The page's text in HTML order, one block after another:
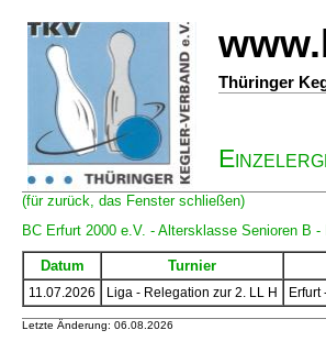
Thüringer
(für zurück, das Fenster schließen)
BC Erfurt 2000 e.V. - Altersklasse Senioren B -
Datum Turnier
11.07.2026 Liga - Relegation zur 2. LL H Erfurt
Letzte Änderung: 06.08.2026